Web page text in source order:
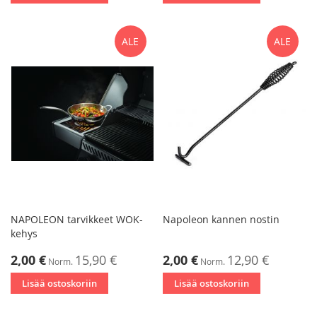
ALE
NAPOLEON tarvikkeet WOK-
kehys
Tarjoushinta
2,00 € Norm. 15,90 €
Lisää ostoskoriin
ALE
Napoleon kannen nostin
Tarjoushinta
2,00 € Norm. 12,90 €
Lisää ostoskoriin